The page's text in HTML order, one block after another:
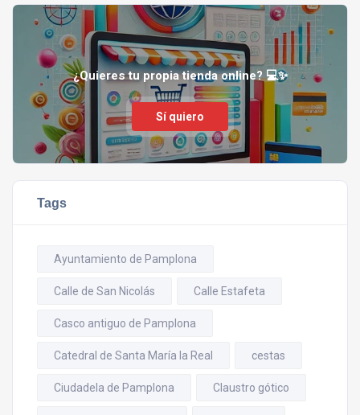
¿Quieres tu propia tienda online? 💻✨
Sí quiero
Tags
Ayuntamiento de Pamplona
Calle de San Nicolás Calle Estafeta
Casco antiguo de Pamplona
Catedral de Santa María la Real cestas
Ciudadela de Pamplona Claustro gótico